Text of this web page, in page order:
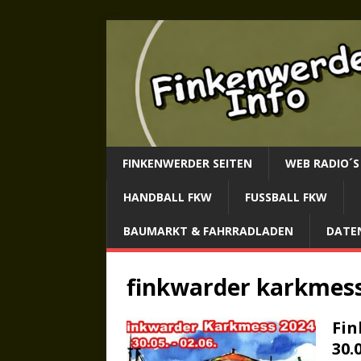
FINKENWERDER SEITEN WEB RADIO´S
HANDBALL FKW FUSSBALL FKW
BAUMARKT & FAHRRADLADEN
finkwarder